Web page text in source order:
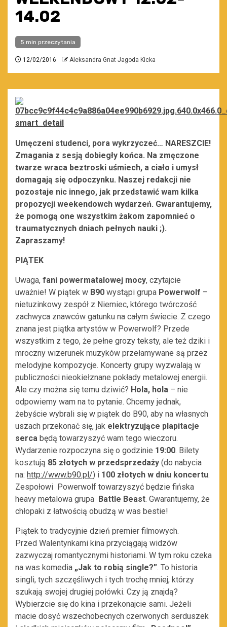
14.02
5 min przeczytania
12/02/2016 Aleksandra Gnat Jagoda Kicka
Umęczeni studenci, pora wykrzyczeć… NARESZCIE!
Zmagania z sesją dobiegły końca. Na zmęczone
twarze wraca beztroski uśmiech, a ciało i umysł
domagają się odpoczynku. Naszej redakcji nie
pozostaje nic innego, jak przedstawić wam kilka
propozycji weekendowch wydarzeń. Gwarantujemy,
że pomogą one wszystkim żakom zapomnieć o
traumatycznych dniach pełnych nauki ;).
Zapraszamy!
PIĄTEK
Uwaga, fani powermatalowej mocy, czytajcie
uważnie! W piątek w B90 wystąpi grupa Powerwolf –
nietuzinkowy zespół z Niemiec, którego twórczość
zachwyca znawców gatunku na całym świecie. Z czego
znana jest piątka artystów w Powerwolf? Przede
wszystkim z tego, że pełne grozy teksty, ale też dziki i
mroczny wizerunek muzyków przełamywane są przez
melodyjne kompozycje. Koncerty grupy wyzwalają w
publiczności nieokiełznane pokłady metalowej energii.
Ale czy można się temu dziwić? Hola, hola – nie
odpowiemy wam na to pytanie. Chcemy jednak,
żebyście wybrali się w piątek do B90, aby na własnych
uszach przekonać się, jak elektryzujące plapitacje
serca będą towarzyszyć wam tego wieczoru.
Wydarzenie rozpoczyna się o godzinie 19:00. Bilety
kosztują 85 złotych w przedsprzedaży (do nabycia
na: http://www.b90.pl/) i 100 złotych w dniu koncertu.
Zespołowi Powerwolf towarzyszyć będzie fińska
heavy metalowa grupa Battle Beast. Gwarantujemy, że
chłopaki z łatwością obudzą w was bestie!
Piątek to tradycyjnie dzień premier filmowych.
Przed Walentynkami kina przyciągają widzów
zazwyczaj romantycznymi historiami. W tym roku czeka
na was komedia „Jak to robią single?”. To historia
singli, tych szczęśliwych i tych trochę mniej, którzy
szukają swojej drugiej połówki. Czy ją znajdą?
Wybierzcie się do kina i przekonajcie sami. Jeżeli
macie dosyć wszechobecnych czerwonych serduszek